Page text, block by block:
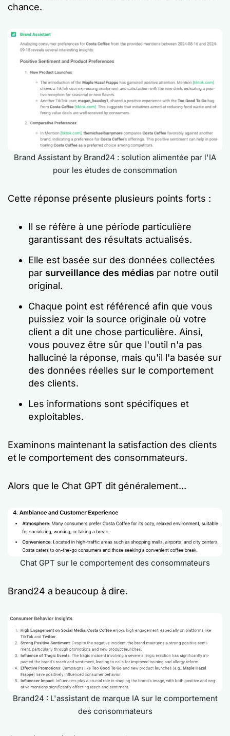
chance.
Brand Assistant by Brand24 : solution alimentée par l'IA
pour les études de consommation
Cette réponse présente plusieurs points forts :
Il se réfère à une période particulière
garantissant des résultats actualisés.
Elle est basée sur des données collectées
par surveillance des médias par notre outil
original.
Chaque point est référencé afin que vous
puissiez voir la source originale où votre
client a dit une chose particulière. Ainsi,
vous pouvez être sûr que l'outil n'a pas
halluciné la réponse, mais qu'il l'a basée sur
des données réelles sur le comportement
des clients.
Les informations sont spécifiques et
exploitables.
Examinons maintenant la satisfaction des clients
et le comportement des consommateurs.
Alors que le Chat GPT dit généralement...
Chat GPT sur le comportement des consommateurs
Brand24 a beaucoup à dire.
Brand24 : L'assistant de marque IA sur le comportement
des consommateurs